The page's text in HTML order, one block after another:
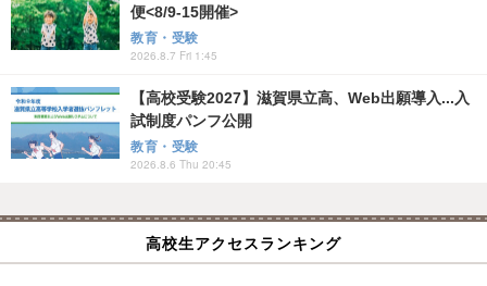
便<8/9-15開催>
教育・受験
2026.8.7 Fri 1:45
【高校受験2027】滋賀県立高、Web出願導入...入
試制度パンフ公開
教育・受験
2026.8.6 Thu 20:45
高校生アクセスランキング